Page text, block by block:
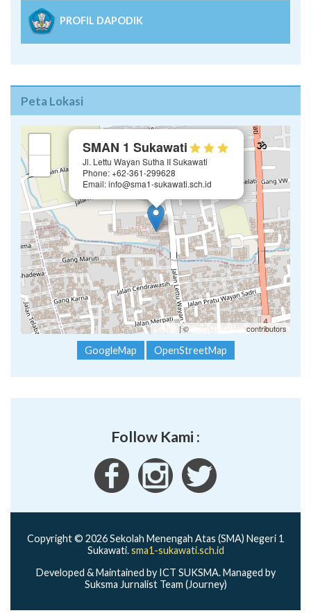
PROFIL DAPODIK
Peta Lokasi
SMAN 1 Sukawati
Jl. Lettu Wayan Sutha II Sukawati
Phone: +62-361-299628
Email: info@sma1-sukawati.sch.id
Leaflet | ©OpenStreetMap contributors
GoogleMap OpenStreetMap
Follow Kami :
Copyright © 2026 Sekolah Menengah Atas (SMA) Negeri 1
Sukawati.sma1-sukawati.sch.id
Developed & Maintained by ICT SUKSMA. Managed by
Suksma Jurnalist Team (Journey)